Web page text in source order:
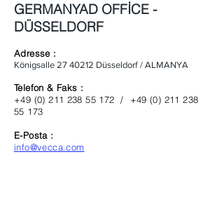
GERMANYAD OFFİCE -
DÜSSELDORF
Adresse :
​Königsalle 27 40212 Düsseldorf / ALMANYA
Telefon & Faks :
​+49 (0) 211 238 55 172 / ​+49(0) 211 238
55 173
E-Posta :
info@vecca.com